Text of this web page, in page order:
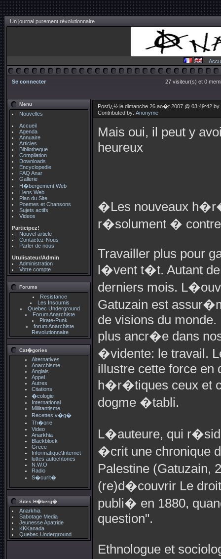
Un journal purement révolutionnaire
Se connecter 27 visiteur(s) et 0
Menu
Nouvelles
Accueil
Agenda
Annuaire
Articles
Bibliotheque
Compilation
Downloads
Encyclopedie
FAQ Anar
Gallerie
H�bergement Web
Liens Web
Plan du Site
Poemes et Chansons
Sujets actifs
Videos
Participez!
Nouvel article
Contactez-Nous
Parler de nous
Utulisateur/Admin
Administration
Votre compte
Forums
Resistance
Les Insoumis
Quebec Underground
Forum Anarchiste
Pirate-Punk
forum Anarchiste
Revolutionnaire
Cat�gories
Alternatives
Anarchisme
Anglais
Appel
Autres
Citations
�cologie
International
Millitantisme
Recettes v�g�
Th�orie
Video
Anarkhia
Blackblock
Grece
Informatique\Internet
luttes autochtones
N.W.O
Radio
S�curit�
Sites H�berg�
Anarkhia
Sabotage Media
Jeunesse Apatride
KKKanada
Quebec Underground
Postï¿½ le dimanche 26 ao�t 2007 @ 03:49:42 by
Contributed by: Anonyme
Mais oui, il peut y
heureux
�Les nouveaux
r�solument �
Travailler plus pour
l�vent t�t. Autant
derniers mois.
Gatuzain est
de visions du
plus ancr�e dans
�vidente: le travail.
illustre cette force en
h�r�tiques ceux et
dogme �tabli.
L�auteure, qui
�crit une chronique
Palestine
(re)d�couvrir Le
publi� en 1880,
question".
Ethnologue et